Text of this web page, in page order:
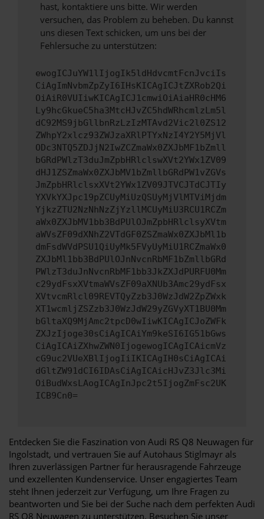
hast, kontaktiere uns bitte. Wir werden
versuchen, das Problem zu beheben. Du kannst
uns diesen Text schicken, um uns bei der
Fehlersuche zu unterstützen:
ewogICJuYW1lIjogIk5ldHdvcmtFcnJvciIs
CiAgImNvbmZpZyI6IHsKICAgICJtZXRob2Qi
OiAiR0VUIiwKICAgICJ1cmwiOiAiaHR0cHM6
Ly9hcGkueC5ha3MtcHJvZC5hdWRhcmlzLm5l
dC92MS9jbGllbnRzLzIzMTAvd2Vic2l0ZS12
ZWhpY2xlcz93ZWJzaXRlPTYxNzI4Y2Y5MjVl
ODc3NTQ5ZDJjN2IwZCZmaWx0ZXJbMF1bZmll
bGRdPWlzT3duJmZpbHRlclswXVt2YWx1ZV09
dHJ1ZSZmaWx0ZXJbMV1bZmllbGRdPW1vZGVs
JmZpbHRlclsxXVt2YWx1ZV09JTVCJTdCJTIy
YXVkYXJpc19pZCUyMiUzQSUyMjVlMTViMjdm
YjkzZTU2NzNhNzZjYzllMCUyMiU3RCU1RCZm
aWx0ZXJbMV1bb3BdPUlOJmZpbHRlclsyXVtm
aWVsZF09dXNhZ2VTdGF0ZSZmaWx0ZXJbMl1b
dmFsdWVdPSU1QiUyMk5FVyUyMiU1RCZmaWx0
ZXJbMl1bb3BdPUlOJnNvcnRbMF1bZmllbGRd
PWlzT3duJnNvcnRbMF1bb3JkZXJdPURFU0Mm
c29ydFsxXVtmaWVsZF09aXNUb3Amc29ydFsx
XVtvcmRlcl09REVTQyZzb3J0WzJdW2ZpZWxk
XT1wcmljZSZzb3J0WzJdW29yZGVyXT1BU0Mm
bGltaXQ9MjAmc2tpcD0wIiwKICAgICJoZWFk
ZXJzIjoge30sCiAgICAiYm9keSI6IG51bGws
CiAgICAiZXhwZWN0IjogewogICAgICAicmVz
cG9uc2VUeXBlIjogIiIKICAgIH0sCiAgICAi
dGltZW91dCI6IDAsCiAgICAicHJvZ3Jlc3Mi
OiBudWxsLAogICAgInJpc2t5IjogZmFsc2UK
ICB9Cn0=
Entdecken Sie die Faszination von Audi RS Q8 Neuwagen für
Ingolstadt, und vertrauen Sie auf Autohaus Stiglmayr als
Ihren zuverlässigen Partner für herausragende Fahrzeuge
und exzellenten Kundenservice. Unser engagiertes Team
steht Ihnen jederzeit zur Verfügung, um Ihre Fragen zu
beantworten und Sie bei der Suche nach dem perfekten Audi
RS Q8 Neuwagen zu unterstützen. Besuchen Sie unser